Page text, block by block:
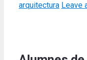
arquitectura Leave